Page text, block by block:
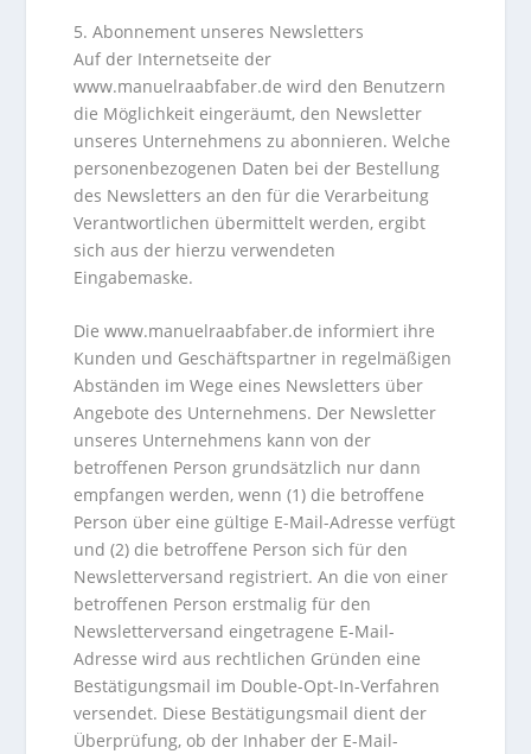
5. Abonnement unseres Newsletters
Auf der Internetseite der
www.manuelraabfaber.de wird den Benutzern
die Möglichkeit eingeräumt, den Newsletter
unseres Unternehmens zu abonnieren. Welche
personenbezogenen Daten bei der Bestellung
des Newsletters an den für die Verarbeitung
Verantwortlichen übermittelt werden, ergibt
sich aus der hierzu verwendeten
Eingabemaske.
Die www.manuelraabfaber.de informiert ihre
Kunden und Geschäftspartner in regelmäßigen
Abständen im Wege eines Newsletters über
Angebote des Unternehmens. Der Newsletter
unseres Unternehmens kann von der
betroffenen Person grundsätzlich nur dann
empfangen werden, wenn (1) die betroffene
Person über eine gültige E-Mail-Adresse verfügt
und (2) die betroffene Person sich für den
Newsletterversand registriert. An die von einer
betroffenen Person erstmalig für den
Newsletterversand eingetragene E-Mail-
Adresse wird aus rechtlichen Gründen eine
Bestätigungsmail im Double-Opt-In-Verfahren
versendet. Diese Bestätigungsmail dient der
Überprüfung, ob der Inhaber der E-Mail-